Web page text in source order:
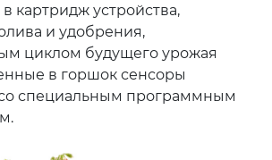
картридж устройства,
и удобрения,
циклом будущего урожая
в горшок сенсоры
специальным программным